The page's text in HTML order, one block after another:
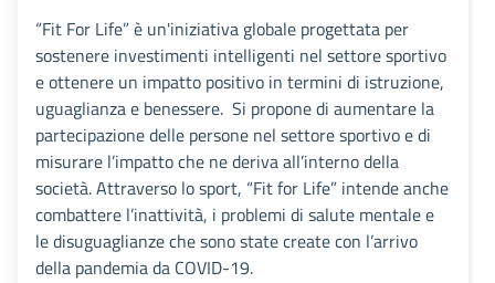
“Fit For Life” è un'iniziativa globale progettata per
sostenere investimenti intelligenti nel settore sportivo
e ottenere un impatto positivo in termini di istruzione,
uguaglianza e benessere. Si propone di aumentare la
partecipazione delle persone nel settore sportivo e di
misurare l’impatto che ne deriva all’interno della
società. Attraverso lo sport, “Fit for Life” intende anche
combattere l’inattività, i problemi di salute mentale e
le disuguaglianze che sono state create con l’arrivo
della pandemia da COVID-19.